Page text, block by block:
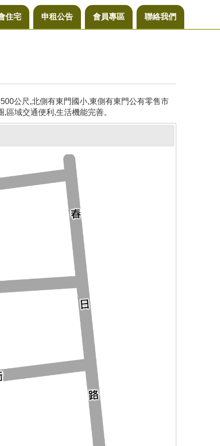
住宅 申租公告 會員專區 聯絡我們
公尺,北側有東門國小,東側有東門公有零售市
域交通便利,生活機能完善。